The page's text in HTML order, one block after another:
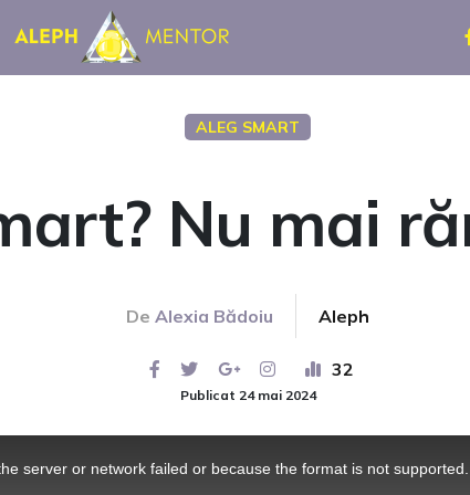
ALEG SMART
Nu mai
De Alexia Bădoiu Aleph
32
Publicat 24 mai 2024
server or network failed or because the format is not supported.